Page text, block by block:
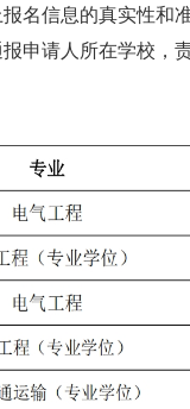
名信息的真实性和
申请人所在学校，